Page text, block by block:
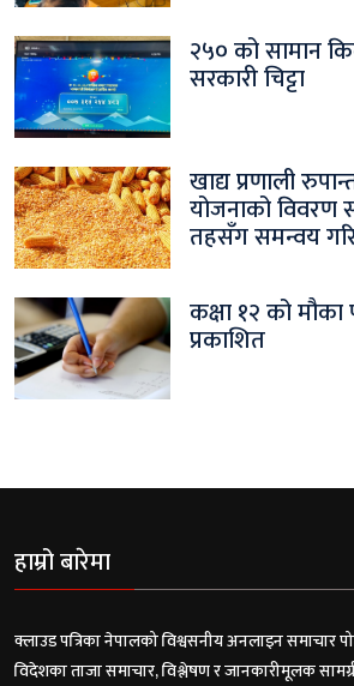
२५० को सामान
सरकारी चिट्टा
खाद्य प्रणाली
योजनाको विवरण
तहसँग समन्वय
कक्षा १२ को मौका
प्रकाशित
हाम्रो बारेमा
क्लाउड पत्रिका नेपालको विश्वसनीय अनलाइन समाचार
विदेशका ताजा समाचार, विश्लेषण र जानकारीमूलक